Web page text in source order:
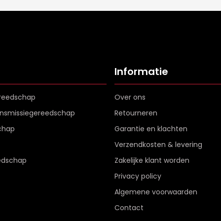
Informatie
Over ons
Retourneren
Garantie en klachten
Verzendkosten & levering
Zakelijke klant worden
Privacy policy
Algemene voorwaarden
Contact